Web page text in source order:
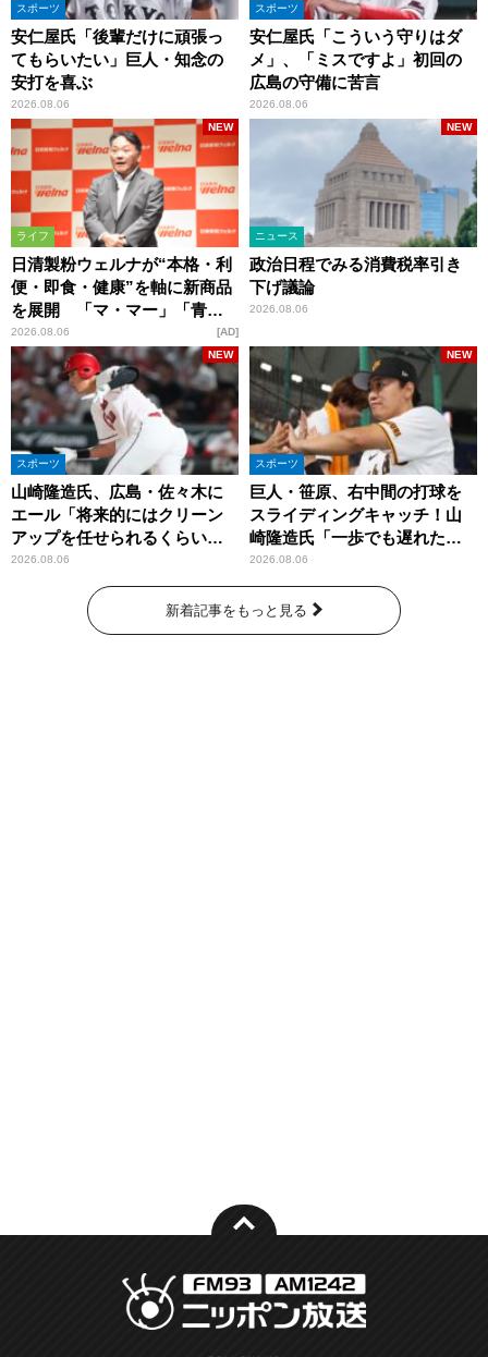
スポーツ
安仁屋氏「後輩だけに頑張っ
てもらいたい」巨人・知念の
安打を喜ぶ
2026.08.06
スポーツ
安仁屋氏「こういう守りはダ
メ」、「ミスですよ」初回の
広島の守備に苦言
2026.08.06
ライフ
日清製粉ウェルナが“本格・利
便・即食・健康”を軸に新商品
を展開 「マ・マー」「青の
洞窟」ブランドを強化
2026.08.06
NEW
AD
ニュース
政治日程でみる消費税率引き
下げ議論
2026.08.06
NEW
スポーツ
山崎隆造氏、広島・佐々木に
エール「将来的にはクリーン
アップを任せられるくらいま
では成長して」
2026.08.06
NEW
スポーツ
巨人・笹原、右中間の打球を
スライディングキャッチ！山
崎隆造氏「一歩でも遅れた
ら…」
2026.08.06
NEW
新着記事をもっと見る